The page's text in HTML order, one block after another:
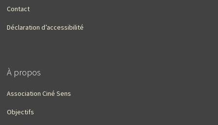
Contact
Déclaration d’accessibilité
À propos
Association Ciné Sens
Objectifs